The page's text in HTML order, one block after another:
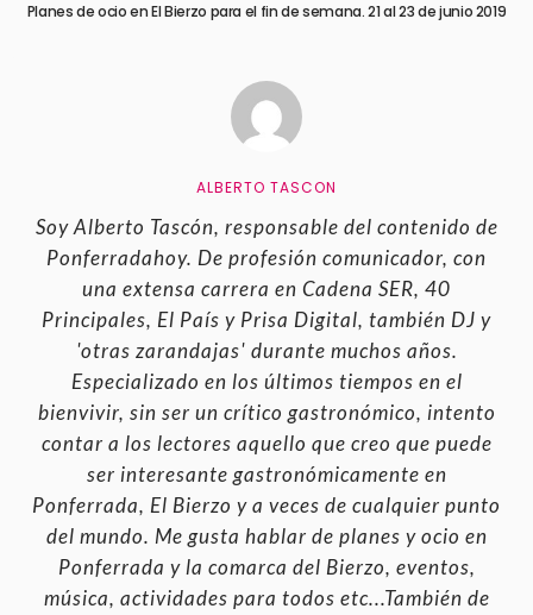
Planes de ocio en El Bierzo para el fin de semana. 21 al 23 de junio 2019
ALBERTO TASCON
Soy Alberto Tascón, responsable del contenido de
Ponferradahoy. De profesión comunicador, con
una extensa carrera en Cadena SER, 40
Principales, El País y Prisa Digital, también DJ y
'otras zarandajas' durante muchos años.
Especializado en los últimos tiempos en el
bienvivir, sin ser un crítico gastronómico, intento
contar a los lectores aquello que creo que puede
ser interesante gastronómicamente en
Ponferrada, El Bierzo y a veces de cualquier punto
del mundo. Me gusta hablar de planes y ocio en
Ponferrada y la comarca del Bierzo, eventos,
música, actividades para todos etc...También de